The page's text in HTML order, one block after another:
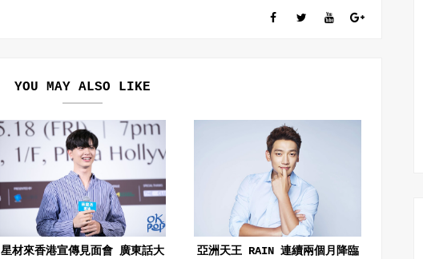
YOU MAY ALSO LIKE
星材來香港宣傳見面會 廣東話大
亞洲天王 RAIN 連續兩個月降臨